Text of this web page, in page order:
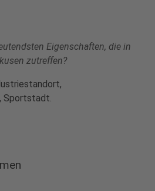
Eigenschaften, die in
zutreffen?
Sportstadt.